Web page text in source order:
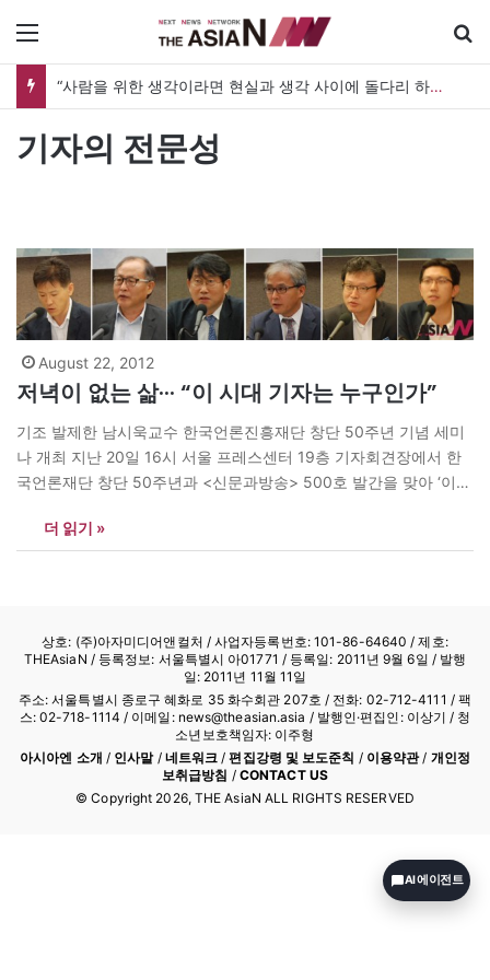
“사람을 위한 생각이라면 현실과 생각 사이에 돌다리 하나는 놓아야 하지 않을까”
기자의 전문성
August 22, 2012
저녁이 없는 삶··· “이 시대 기자는 누구인가”
기조 발제한 남시욱교수 한국언론진흥재단 창단 50주년 기념 세미
나 개최 지난 20일 16시 서울 프레스센터 19층 기자회견장에서 한
국언론재단 창단 50주년과 <신문과방송> 500호 발간을 맞아 ‘이
언론계 교수 및 현직 기자 6명이 발제자로 참여해 미디어 환경 변화
가 언론인의 역할과 정체성에 가져온 변화를 짚어보고, 이 시대의…
더 읽기 »
상호: (주)아자미디어앤컬처 /사업자등록번호: 101-86-64640 / 제호:
THEAsiaN / 등록정보: 서울특별시 아01771 / 등록일: 2011년 9월 6일 / 발행
일: 2011년 11월 11일
주소: 서울특별시 종로구 혜화로 35 화수회관 207호 / 전화: 02-712-4111 / 팩
스: 02-718-1114 / 이메일: news@theasian.asia / 발행인·편집인: 이상기 / 청
소년보호책임자: 이주형
아시아엔 소개 / 인사말/ 네트워크 /편집강령 및 보도준칙 / 이용약관/ 개인정
보취급방침 / CONTACT US
© Copyright 2026, THE AsiaN ALL RIGHTS RESERVED
AI 에이전트